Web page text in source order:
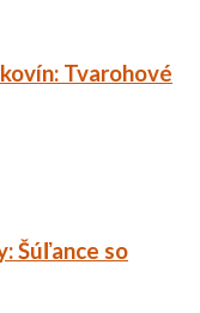
Tvarohové
Šúľance so